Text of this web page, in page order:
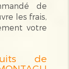
de
les frais,
votre
de